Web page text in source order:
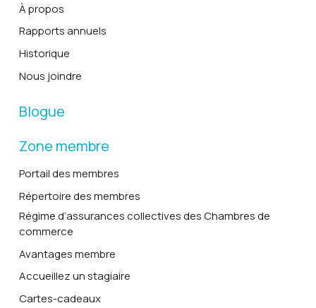
À propos
Rapports annuels
Historique
Nous joindre
Blogue
Zone membre
Portail des membres
Répertoire des membres
Régime d’assurances collectives des Chambres de
commerce
Avantages membre
Accueillez un stagiaire
Cartes-cadeaux